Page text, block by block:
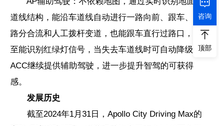
道线结构，能沿车道线自动进行一路向前、跟车、道
路分合流和人工拨杆变道，也能跟车直行过路口，甚
至能识别红绿灯信号，当失去车道线时可自动降级
ACC继续提供辅助驾驶，进一步提升智驾的可获得
感。
发展历史
截至2024年1月31日，Apollo City Driving Max的
咨询
顶部